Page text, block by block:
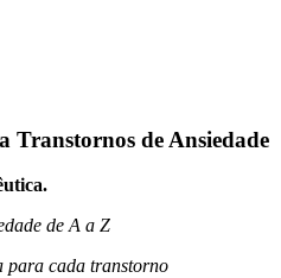
Transtornos de Ansiedade
de A a Z
para cada transtorno